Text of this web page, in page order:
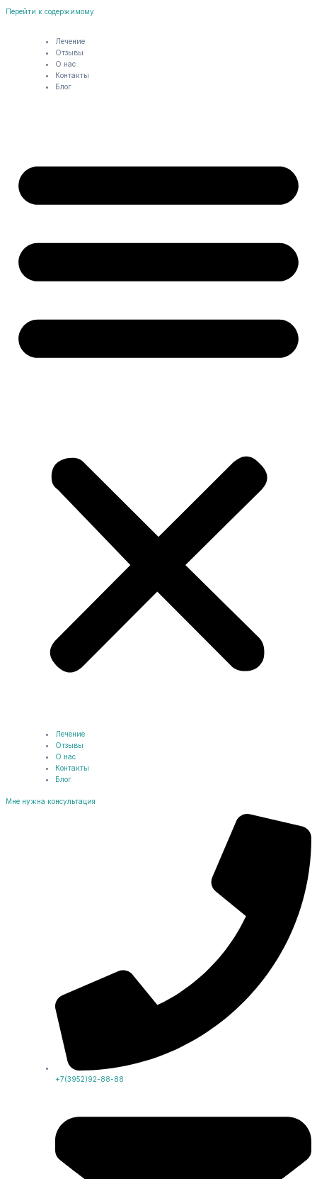
Перейти к содержимому
Лечение
Отзывы
О нас
Контакты
Блог
Лечение
Отзывы
О нас
Контакты
Блог
Мне нужна консультация
+7(3952)92-88-88